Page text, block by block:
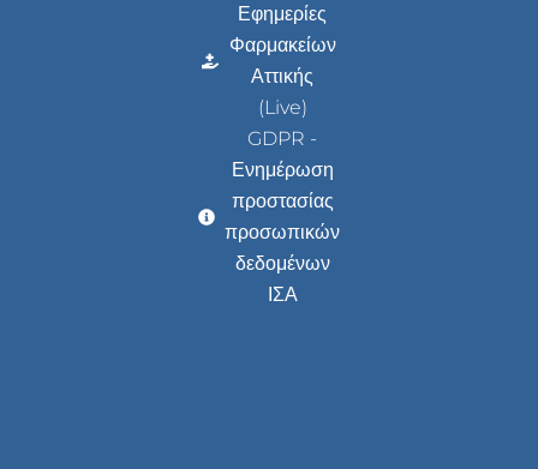
Εφημερίες
Φαρμακείων
Αττικής
(Live)
GDPR -
Ενημέρωση
προστασίας
προσωπικών
δεδομένων
ΙΣΑ